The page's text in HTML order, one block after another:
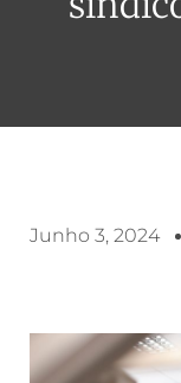
Junho 3, 2024